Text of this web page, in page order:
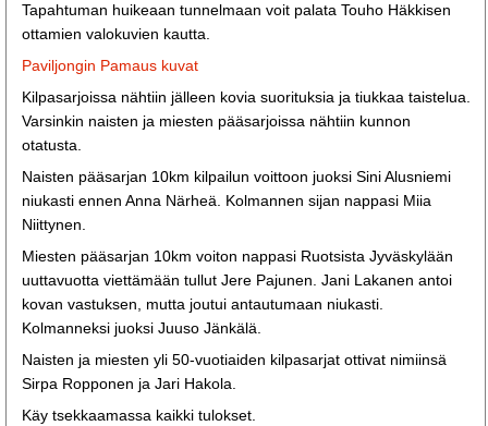
Tapahtuman huikeaan tunnelmaan voit palata Touho Häkkisen
ottamien valokuvien kautta.
Paviljongin Pamaus kuvat
Kilpasarjoissa nähtiin jälleen kovia suorituksia ja tiukkaa taistelua.
Varsinkin naisten ja miesten pääsarjoissa nähtiin kunnon
otatusta.
Naisten pääsarjan 10km kilpailun voittoon juoksi Sini Alusniemi
niukasti ennen Anna Närheä. Kolmannen sijan nappasi Miia
Niittynen.
Miesten pääsarjan 10km voiton nappasi Ruotsista Jyväskylään
uuttavuotta viettämään tullut Jere Pajunen. Jani Lakanen antoi
kovan vastuksen, mutta joutui antautumaan niukasti.
Kolmanneksi juoksi Juuso Jänkälä.
Naisten ja miesten yli 50-vuotiaiden kilpasarjat ottivat nimiinsä
Sirpa Ropponen ja Jari Hakola.
Käy tsekkaamassa kaikki tulokset.